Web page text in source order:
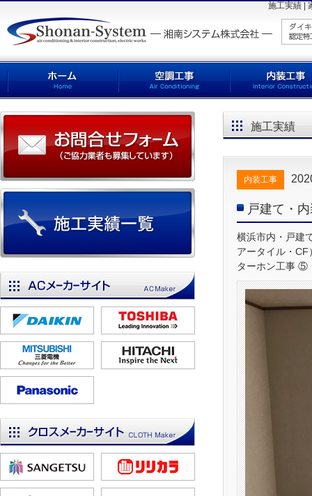
施工実績 |
施工実績
内装工事
戸建て・
横浜市内・戸建
アータイル・
ターホン工事